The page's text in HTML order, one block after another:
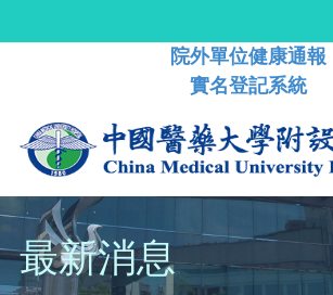
院外單位健康通報
實名登記系統
最新消息